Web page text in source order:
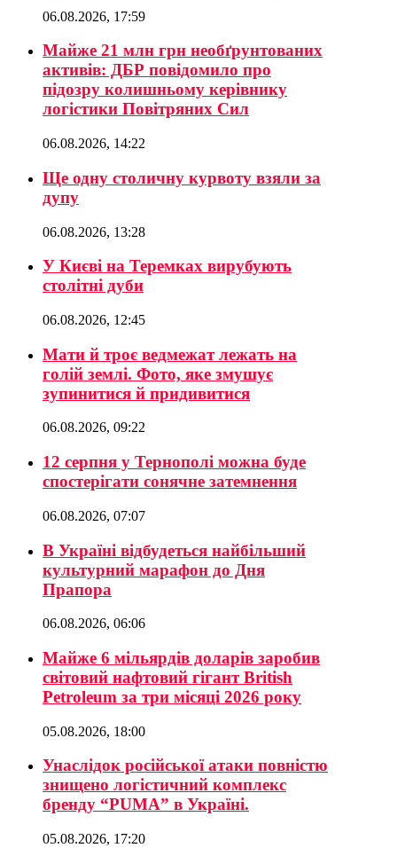
06.08.2026, 17:59
Майже 21 млн грн необґрунтованих
активів: ДБР повідомило про
підозру колишньому керівнику
логістики Повітряних Сил
06.08.2026, 14:22
Ще одну столичну курвоту взяли за
дупу
06.08.2026, 13:28
У Києві на Теремках вирубують
столітні дуби
06.08.2026, 12:45
Мати й троє ведмежат лежать на
голій землі. Фото, яке змушує
зупинитися й придивитися
06.08.2026, 09:22
12 серпня у Тернополі можна буде
спостерігати сонячне затемнення
06.08.2026, 07:07
В Україні відбудеться найбільший
культурний марафон до Дня
Прапора
06.08.2026, 06:06
Майже 6 мільярдів доларів заробив
світовий нафтовий гігант British
Petroleum за три місяці 2026 року
05.08.2026, 18:00
Унаслідок російської атаки повністю
знищено логістичний комплекс
бренду “PUMA” в Україні.
05.08.2026, 17:20